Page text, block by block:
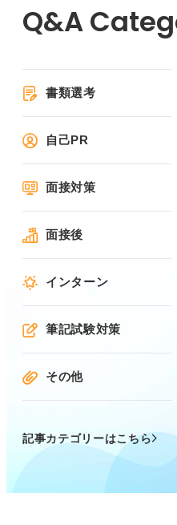
書類選考
自己PR
面接対策
面接後
インターン
筆記試験対策
その他
記事カテゴリーはこちら